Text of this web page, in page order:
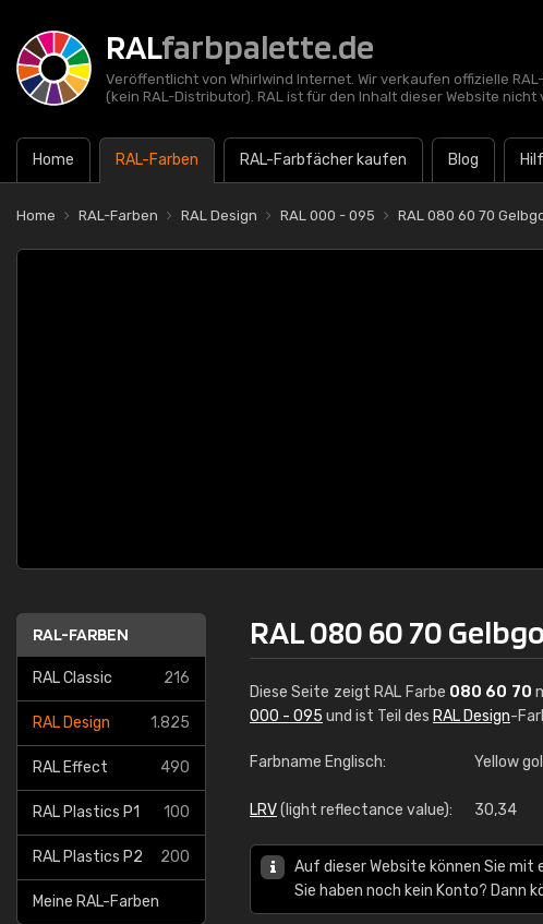
RALfarbpalette.de
Veröffentlicht von Whirlwind Internet. Wir verkaufen offizielle
(kein RAL-Distributor). RAL ist für den Inhalt dieser Website
Home RAL-Farben RAL-Farbfächer kaufen Blog
Home RAL-Farben RAL Design RAL 000 - 095 RAL 080 60 70
RAL-FARBEN
RAL Classic 216
RAL Design 1.825
RAL Effect 490
RAL Plastics P1 100
RAL Plastics P2 200
Meine RAL-Farben
RAL 080 60 70
Diese Seite zeigt RAL Farbe 080 60 70
000 - 095 und ist Teil des RAL Design-
Farbname Englisch: Yellow
LRV(light reflectance value): 30,34
Auf dieser Website können Sie mit
Sie haben noch kein Konto? Dann